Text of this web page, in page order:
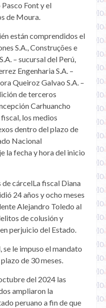
Font y el
de Moura.
están comprendidos el
S.A., Construções e
– sucursal del Perú,
Engenharia S.A. –
Queiroz Galvao S.A. –
de terceros
Carhuancho
los medios
dentro del plazo de
Nacional
la fecha y hora del inicio
de cárcelLa fiscal Diana
24 años y ocho meses
Alejandro Toledo al
de colusión y
perjuicio del Estado.
le impuso el mandato
de 30 meses.
del 2024 las
ampliaron la
peruano a fin de que